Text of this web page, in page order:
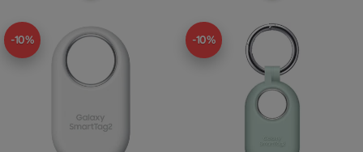
-10% -10%